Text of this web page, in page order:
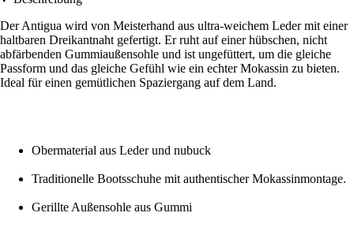
Der Antigua wird von Meisterhand aus ultra-weichem Leder mit einer
haltbaren Dreikantnaht gefertigt. Er ruht auf einer hübschen, nicht
abfärbenden Gummiaußensohle und ist ungefüttert, um die gleiche
Passform und das gleiche Gefühl wie ein echter Mokassin zu bieten.
Ideal für einen gemütlichen Spaziergang auf dem Land.
Obermaterial aus Leder und nubuck
Traditionelle Bootsschuhe mit authentischer Mokassinmontage.
Gerillte Außensohle aus Gummi